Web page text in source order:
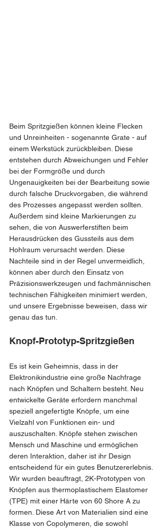
Beim Spritzgießen können kleine Flecken
und Unreinheiten - sogenannte Grate - auf
einem Werkstück zurückbleiben. Diese
entstehen durch Abweichungen und Fehler
bei der Formgröße und durch
Ungenauigkeiten bei der Bearbeitung sowie
durch falsche Druckvorgaben, die während
des Prozesses angepasst werden sollten.
Außerdem sind kleine Markierungen zu
sehen, die von Auswerferstiften beim
Herausdrücken des Gussteils aus dem
Hohlraum verursacht werden. Diese
Nachteile sind in der Regel unvermeidlich,
können aber durch den Einsatz von
Präzisionswerkzeugen und fachmännischen
technischen Fähigkeiten minimiert werden,
und unsere Ergebnisse beweisen, dass wir
genau das tun.
Knopf-Prototyp-Spritzgießen
Es ist kein Geheimnis, dass in der
Elektronikindustrie eine große Nachfrage
nach Knöpfen und Schaltern besteht. Neu
entwickelte Geräte erfordern manchmal
speziell angefertigte Knöpfe, um eine
Vielzahl von Funktionen ein- und
auszuschalten. Knöpfe stehen zwischen
Mensch und Maschine und ermöglichen
deren Interaktion, daher ist ihr Design
entscheidend für ein gutes Benutzererlebnis.
Wir wurden beauftragt, 2K-Prototypen von
Knöpfen aus thermoplastischem Elastomer
(TPE) mit einer Härte von 60 Shore A zu
formen. Diese Art von Materialien sind eine
Klasse von Copolymeren, die sowohl